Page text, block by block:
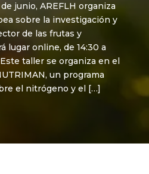
junio, AREFLH organiza
sobre la investigación y
de las frutas y
lugar online, de 14:30 a
taller se organiza en el
un programa
el nitrógeno y el […]